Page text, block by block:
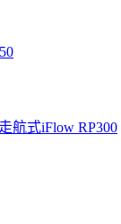
航式iFlow RP300